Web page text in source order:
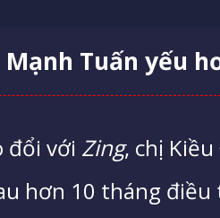
Tuấn yếu
đổi với Zing, chị
hơn 10 tháng